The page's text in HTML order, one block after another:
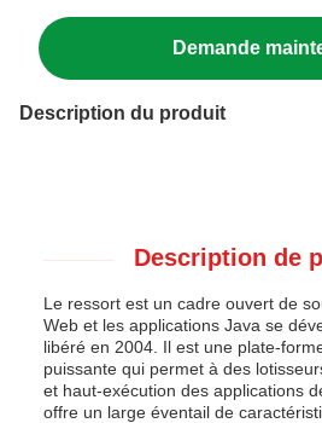
Demande
Description du produit
Description de
Le ressort est un cadre ouvert de
Web et les applications Java se
libéré en 2004. Il est une plate-
puissante qui permet à des
et haut-exécution des applications
offre un large éventail de